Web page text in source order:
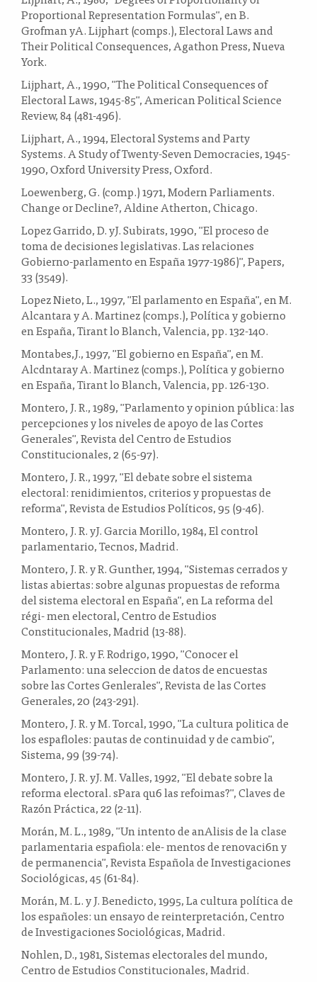
Proportional Representation Formulas", en B.
Grofman yA. Lijphart (comps.), Electoral Laws and
Their Political Consequences, Agathon Press, Nueva
York.
Lijphart, A., 1990, "The Political Consequences of
Electoral Laws, 1945-85", American Political Science
Review, 84 (481-496).
Lijphart, A., 1994, Electoral Systems and Party
Systems. A Study of Twenty-Seven Democracies, 1945-
1990, Oxford University Press, Oxford.
Loewenberg, G. (comp.) 1971, Modern Parliaments.
Change or Decline?, Aldine Atherton, Chicago.
Lopez Garrido, D. yJ. Subirats, 1990, "El proceso de
toma de decisiones legislativas. Las relaciones
Gobierno-parlamento en España 1977-1986)", Papers,
33 (3549).
Lopez Nieto, L., 1997, "El parlamento en España", en M.
Alcantara y A. Martinez (comps.), Política y gobierno
en España, Tirant lo Blanch, Valencia, pp. 132-140.
Montabes,J., 1997, "El gobierno en España", en M.
Alcdntaray A. Martinez (comps.), Política y gobierno
en España, Tirant lo Blanch, Valencia, pp. 126-130.
Montero, J. R., 1989, "Parlamento y opinion pública: las
percepciones y los niveles de apoyo de las Cortes
Generales", Revista del Centro de Estudios
Constitucionales, 2 (65-97).
Montero, J. R., 1997, "El debate sobre el sistema
electoral: renidimientos, criterios y propuestas de
reforma", Revista de Estudios Políticos, 95 (9-46).
Montero, J. R. yJ. Garcia Morillo, 1984, El control
parlamentario, Tecnos, Madrid.
Montero, J. R. y R. Gunther, 1994, "Sistemas cerrados y
listas abiertas: sobre algunas propuestas de reforma
del sistema electoral en España", en La reforma del
régi- men electoral, Centro de Estudios
Constitucionales, Madrid (13-88).
Montero, J. R. y F. Rodrigo, 1990, "Conocer el
Parlamento: una seleccion de datos de encuestas
sobre las Cortes Genlerales", Revista de las Cortes
Generales, 20 (243-291).
Montero, J. R. y M. Torcal, 1990, "La cultura politica de
los espafloles: pautas de continuidad y de cambio",
Sistema, 99 (39-74).
Montero, J. R. yJ. M. Valles, 1992, "El debate sobre la
reforma electoral. sPara qu6 las refoimas?", Claves de
Razón Práctica, 22 (2-11).
Morán, M. L., 1989, "Un intento de anAlisis de la clase
parlamentaria espafiola: ele- mentos de renovaci6n y
de permanencia", Revista Española de Investigaciones
Sociológicas, 45 (61-84).
Morán, M. L. y J. Benedicto, 1995, La cultura política de
los españoles: un ensayo de reinterpretación, Centro
de Investigaciones Sociológicas, Madrid.
Nohlen, D., 1981, Sistemas electorales del mundo,
Centro de Estudios Constitucionales, Madrid.